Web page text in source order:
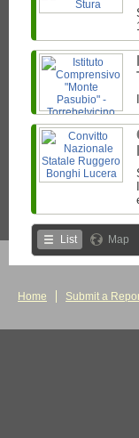
List Map
Home Submit a